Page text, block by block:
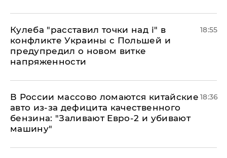
Кулеба "расставил точки над і" в
конфликте Украины с Польшей и
предупредил о новом витке
напряженности
18:55
В России массово ломаются китайские
авто из-за дефицита качественного
бензина: "Заливают Евро-2 и убивают
машину"
18:36